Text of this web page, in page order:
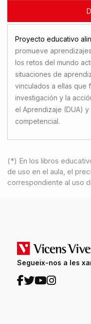
Proyecto educativo
promueve
los retos del mundo
situaciones de
vinculados a ellas que
investigación y la
el Aprendizaje (DUA)
competencial.
(*) En los libros
de uso en el aula, el
correspondiente al uso
Segueix-nos a les